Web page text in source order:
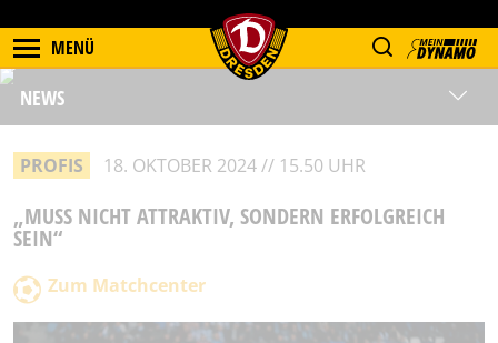
MENÜ
NEWS
PROFIS 18. OKTOBER 2024 // 15.50 UHR
„MUSS NICHT ATTRAKTIV, SONDERN ERFOLGREICH
SEIN“
Zum Matchcenter